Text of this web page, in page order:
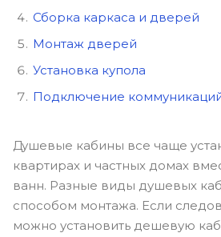
Сборка каркаса и дверей
Монтаж дверей
Установка купола
Подключение
Душевые кабины все чаще
квартирах и частных домах
ванн. Разные виды душевых
способом монтажа. Если
можно установить дешевую